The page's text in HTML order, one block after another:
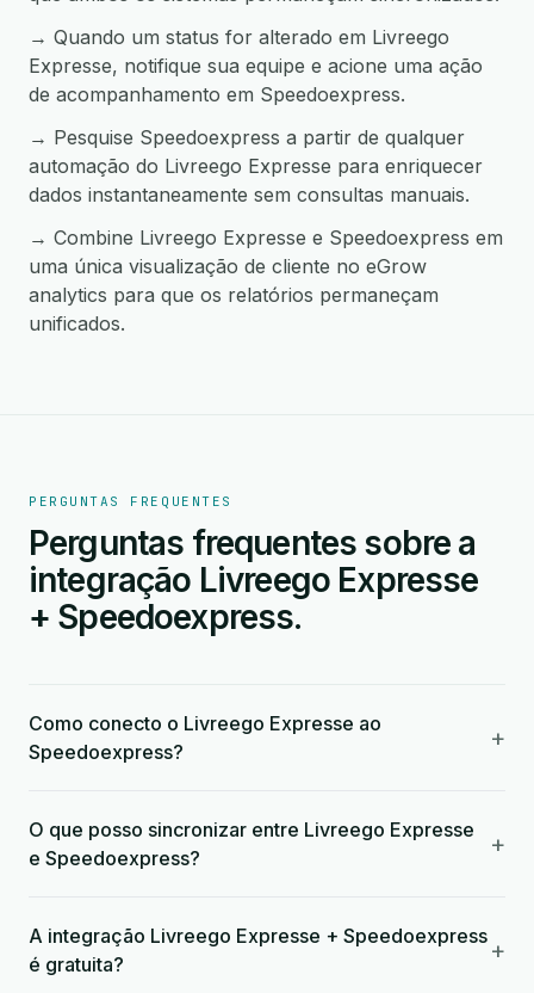
→ Quando um status for alterado em Livreego
Expresse, notifique sua equipe e acione uma ação
de acompanhamento em Speedoexpress.
→ Pesquise Speedoexpress a partir de qualquer
automação do Livreego Expresse para enriquecer
dados instantaneamente sem consultas manuais.
→ Combine Livreego Expresse e Speedoexpress em
uma única visualização de cliente no eGrow
analytics para que os relatórios permaneçam
unificados.
PERGUNTAS FREQUENTES
Perguntas frequentes sobre a
integração Livreego Expresse
+ Speedoexpress.
Como conecto o Livreego Expresse ao
Speedoexpress?
+
O que posso sincronizar entre Livreego Expresse
e Speedoexpress?
+
A integração Livreego Expresse + Speedoexpress
é gratuita?
+